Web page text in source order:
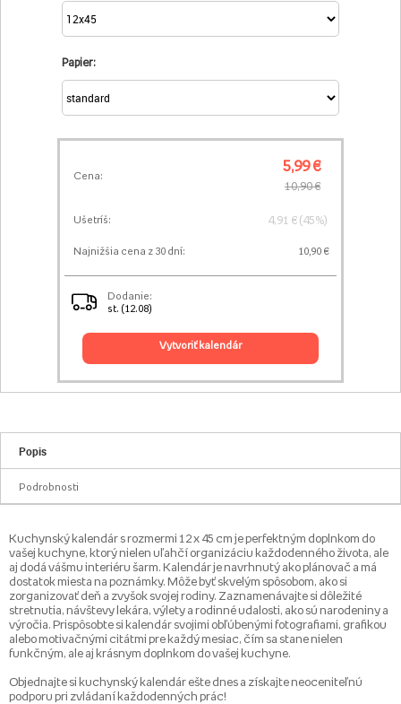
Papier:
Cena:
5,99 €
10,90 €
Ušetríš: 4,91 € (45%)
Najnižšia cena z 30 dní: 10,90 €
Dodanie:
st. (12.08)
vytvoriť kalendár
Popis
Podrobnosti
Kuchynský kalendár s rozmermi 12 x 45 cm je perfektným doplnkom do
vašej kuchyne, ktorý nielen uľahčí organizáciu každodenného života, ale
aj dodá vášmu interiéru šarm. Kalendár je navrhnutý ako plánovač a má
dostatok miesta na poznámky. Môže byť skvelým spôsobom, ako si
zorganizovať deň a zvyšok svojej rodiny. Zaznamenávajte si dôležité
stretnutia, návštevy lekára, výlety a rodinné udalosti, ako sú narodeniny a
výročia. Prispôsobte si kalendár svojimi obľúbenými fotografiami, grafikou
alebo motivačnými citátmi pre každý mesiac, čím sa stane nielen
funkčným, ale aj krásnym doplnkom do vašej kuchyne.
Objednajte si kuchynský kalendár ešte dnes a získajte neoceniteľnú
podporu pri zvládaní každodenných prác!